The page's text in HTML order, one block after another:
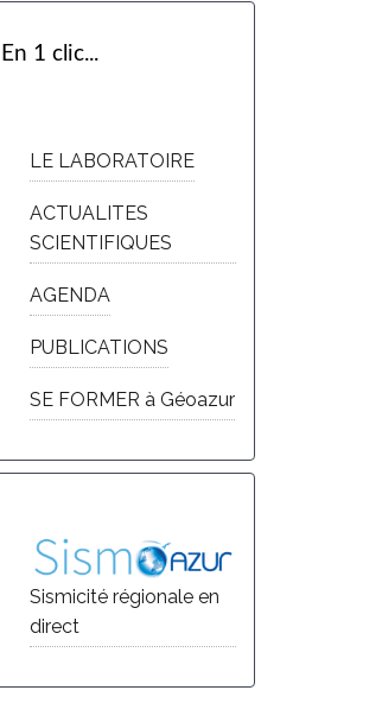
En 1 clic...
LE LABORATOIRE
ACTUALITES
SCIENTIFIQUES
AGENDA
PUBLICATIONS
SE FORMER à Géoazur
Sismicité régionale en
direct